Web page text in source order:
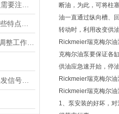
断油，为此，可将柱
油一直通过纵向槽、
转动时，利用改变供
Rickmeier瑞克梅尔
克梅尔油泵要保证各
供油应急速开始，停
Rickmeier瑞克梅尔
Rickmeier瑞克梅尔
1、泵安装的好坏，